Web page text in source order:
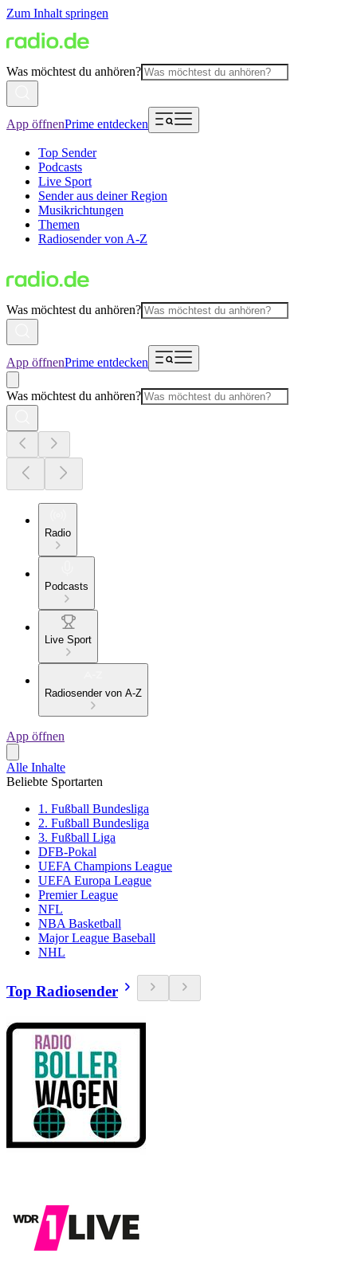
Zum Inhalt springen
Was möchtest du anhören?
App öffnenPrime entdecken
Top Sender
Podcasts
Live Sport
Sender aus deiner Region
Musikrichtungen
Themen
Radiosender von A-Z
Was möchtest du anhören?
App öffnenPrime entdecken
Was möchtest du anhören?
Radio
Podcasts
Live Sport
Radiosender von A-Z
App öffnen
Alle Inhalte
Beliebte Sportarten
1. Fußball Bundesliga
2. Fußball Bundesliga
3. Fußball Liga
DFB-Pokal
UEFA Champions League
UEFA Europa League
Premier League
NFL
NBA Basketball
Major League Baseball
NHL
Top Radiosender